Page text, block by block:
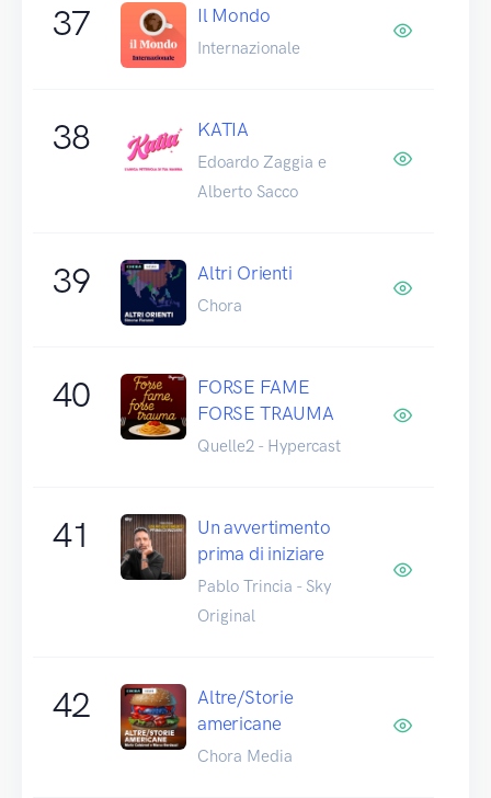
37 Il Mondo
Internazionale
38 KATIA
Edoardo Zaggia e
Alberto Sacco
39 Altri Orienti
Chora
40
FORSE FAME
FORSE TRAUMA
Quelle2 - Hypercast
41
Un avvertimento
prima di iniziare
Pablo Trincia - Sky
Original
42
Altre/Storie
americane
Chora Media